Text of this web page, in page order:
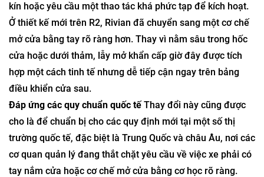
kín hoặc yêu cầu một thao tác khá phức tạp để kích hoạt.
Ở thiết kế mới trên R2, Rivian đã chuyển sang một cơ chế
mở cửa bằng tay rõ ràng hơn. Thay vì nằm sâu trong hốc
cửa hoặc dưới thảm, lẫy mở khẩn cấp giờ đây được tích
hợp một cách tinh tế nhưng dễ tiếp cận ngay trên bảng
điều khiển cửa sau.
Đáp ứng các quy chuẩn quốc tếThay đổi này cũng được
cho là để chuẩn bị cho các quy định mới tại một số thị
trường quốc tế, đặc biệt là Trung Quốc và châu Âu, nơi các
cơ quan quản lý đang thắt chặt yêu cầu về việc xe phải có
tay nắm cửa hoặc cơ chế mở cửa bằng cơ học rõ ràng.